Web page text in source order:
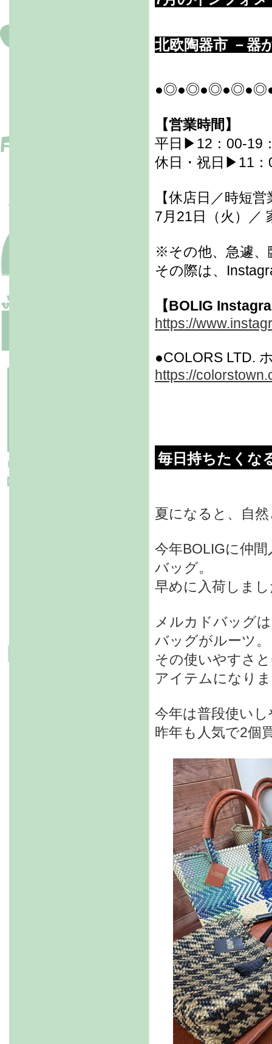
北欧陶器市 －器
【営業時間】
平日▶12：00-19
休日・祝日▶11：
【休店日／時短営
7月21日（火）／
※その他、急遽、
その際は、
【BOLIG
https://
●COLORS LTD.
https://
毎日持ちたくな
夏になると、自
今年BOLIGに仲
バッグ。
早めに入荷しま
メルカドバッグ
バッグがルーツ。
その使いやすさ
アイテムになり
今年は普段使い
昨年も人気で2個